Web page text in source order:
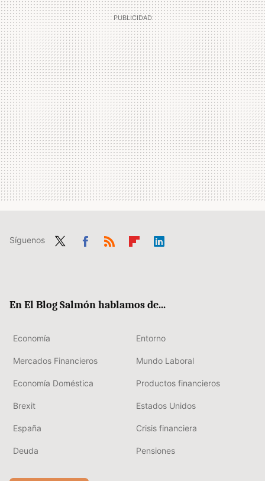
Síguenos
En El Blog Salmón hablamos de...
Economía Entorno
Mercados Financieros Mundo Laboral
Economía Doméstica Productos financieros
Brexit Estados Unidos
España Crisis financiera
Deuda Pensiones